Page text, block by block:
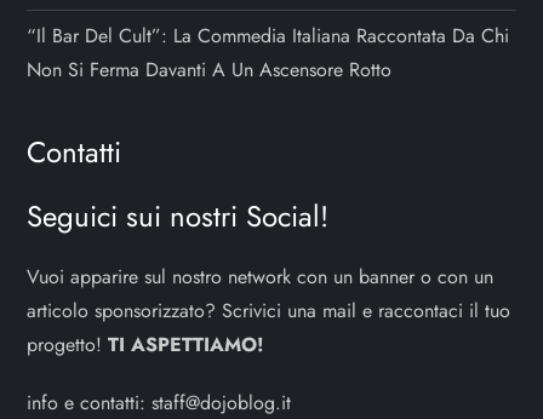
“Il Bar Del Cult”: La Commedia Italiana Raccontata Da Chi
Non Si Ferma Davanti A Un Ascensore Rotto
Contatti
Seguici sui nostri Social!
Vuoi apparire sul nostro network con un banner o con un
articolo sponsorizzato? Scrivici una mail e raccontaci il tuo
progetto!TI ASPETTIAMO!
info e contatti:staff@dojoblog.it